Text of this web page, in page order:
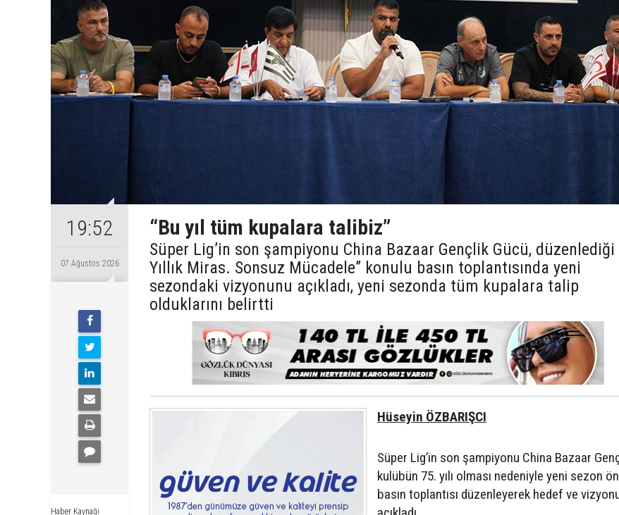
19:52
07 Ağustos 2026
Haber Kaynağı
“Bu yıl tüm kupalara talibiz”
Süper Lig’in son şampiyonu China Bazaar Gençlik Gücü, düzenlediği
Yıllık Miras. Sonsuz Mücadele” konulu basın toplantısında yeni
sezondaki vizyonunu açıkladı, yeni sezonda tüm kupalara talip
olduklarını belirtti
Hüseyin ÖZBARIŞCI
Süper Lig’in son şampiyonu China Bazaar
kulübün 75. yılı olması nedeniyle yeni sezon
basın toplantısı düzenleyerek hedef ve